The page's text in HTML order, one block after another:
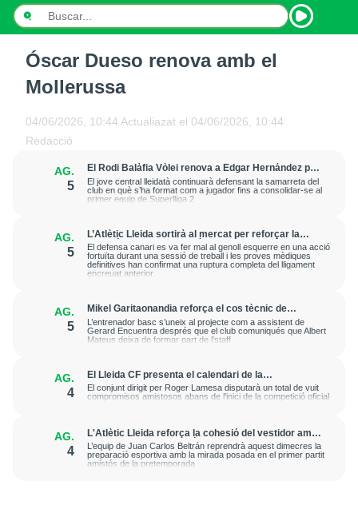
PROGRAMES
CONTACTE
Óscar Dueso renova amb el
Mollerussa
04/06/2026, 10:44 Actualiazat el 04/06/2026, 10:44
Redacció
AG.
5
El Rodi Balàfia Vòlei renova a Edgar Hernández per
a la temporada 2026-2027
El jove central lleidatà continuarà defensant la samarreta del
club en què s’ha format com a jugador fins a consolidar-se al
primer equip de Superlliga 2
AG.
5
L’Atlètic Lleida sortirà al mercat per reforçar la
posició de central després de la greu lesió que ha
patit Cristian Abreu
El defensa canari es va fer mal al genoll esquerre en una acció
fortuïta durant una sessió de treball i les proves mèdiques
definitives han confirmat una ruptura completa del lligament
encreuat anterior
AG.
5
Mikel Garitaonandia reforça el cos tècnic de
l'iLERNA Lleida de cara a la propera temporada
L’entrenador basc s’uneix al projecte com a assistent de
Gerard Encuentra després que el club comuniqués que Albert
Mateus deixa de formar part de l’staff
AG.
4
El Lleida CF presenta el calendari de la
pretemporada 2026-2027 amb un homenatge a
Antoni Palau
El conjunt dirigit per Roger Lamesa disputarà un total de vuit
compromisos amistosos abans de l'inici de la competició oficial
AG.
4
L'Atlètic Lleida reforça la cohesió del vestidor amb
una jornada d'integració al Golf Lleida & Country
Club
L’equip de Juan Carlos Beltrán reprendrà aquest dimecres la
preparació esportiva amb la mirada posada en el primer partit
amistós de la pretemporada